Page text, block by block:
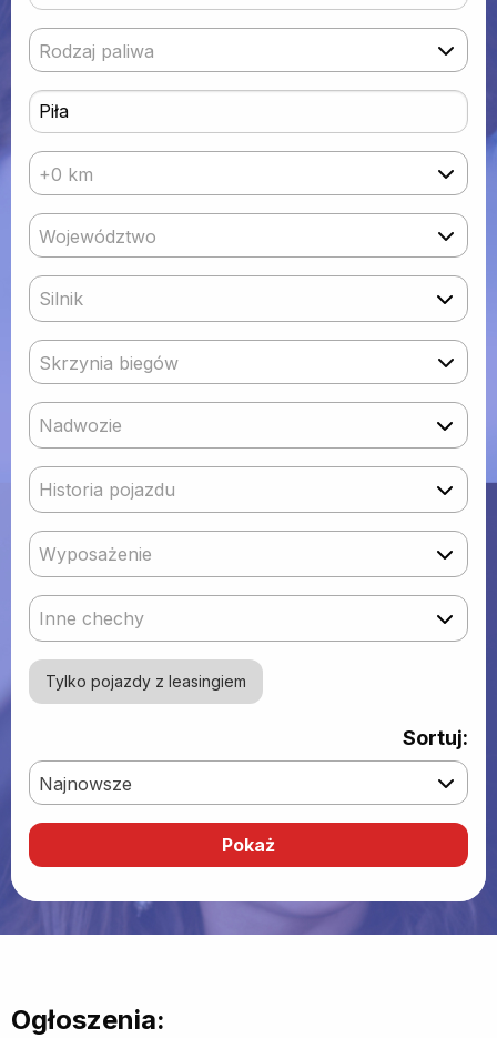
Rodzaj paliwa
+0 km
Województwo
Silnik
Skrzynia biegów
Nadwozie
Historia pojazdu
Wyposażenie
Inne chechy
Tylko pojazdy z leasingiem
Sortuj:
Najnowsze
Ogłoszenia: